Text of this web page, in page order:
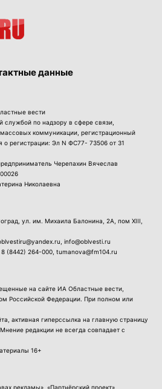
данные
вести
службой по надзору в сфере связи,
коммуникации, регистрационный
о регистрации: Эл N ФС77- 73506 от 31
Черепахин Вячеслав
Николаевна
ул. им. Михаила Балонина, 2А, пом XIII,
info@oblvesti.ru
8 (8442) 264-000 , tumanova@fm104.ru
на сайте ИА Областные вести,
Российской Федерации. При полном или
активная гиперссылка на главную страницу
редакции не всегда совпадает с
16+
рекламы», «Партнёрский проект»,